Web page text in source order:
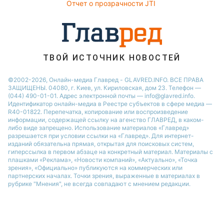
Новости Черкассы
Новости Одессы
Отчет о прозрачности JTI
ТВОЙ ИСТОЧНИК НОВОСТЕЙ
©2002-2026, Онлайн-медиа Главред - GLAVRED.INFO. ВСЕ ПРАВА
ЗАЩИЩЕНЫ. 04080, г. Киев, ул. Кириловская, дом 23. Телефон —
(044) 490-01-01. Адрес электронной почты — info@glavred.info.
Идентификатор онлайн-медиа в Реестре cубъектов в сфере медиа —
R40-01822. Перепечатка, копирование или воспроизведение
информации, содержащей ссылку на агенство ГЛАВРЕД, в каком-
либо виде запрещено. Использование материалов «Главред»
разрешается при условии ссылки на «Главред». Для интернет-
изданий обязательна прямая, открытая для поисковых систем,
гиперссылка в первом абзаце на конкретный материал. Материалы с
плашками «Реклама», «Новости компаний», «Актуально», «Точка
зрения», «Официально» публикуются на коммерческих или
партнерских началах. Точки зрения, выраженные в материалах в
рубрике "Мнения", не всегда совпадают с мнением редакции.